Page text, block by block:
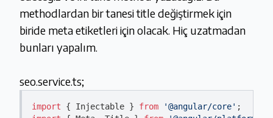
methodlardan bir tanesi title değiştirmek için
biride meta etiketleri için olacak. Hiç uzatmadan
bunları yapalım.
seo.service.ts;
import { Injectable } from '@angular/core'